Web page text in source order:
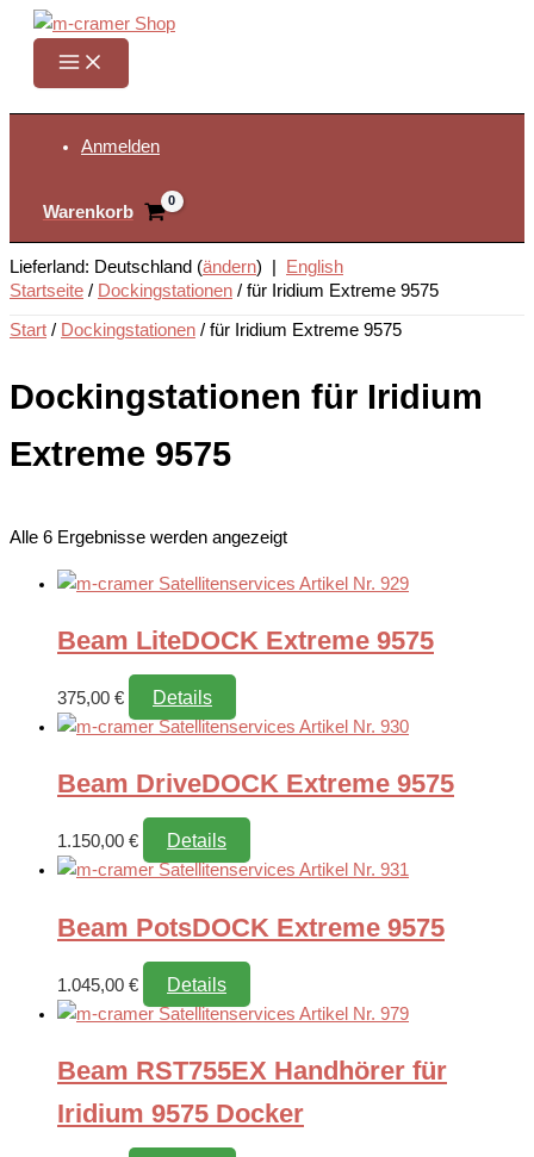
Zum
springen
Anmelden
Warenkorb
Lieferland: Deutschland (ändern) |
English
Startseite / Dockingstationen / für Iridium Extreme 9575
Start / Dockingstationen / für Iridium Extreme 9575
Dockingstationen für Iridium
Extreme 9575
Alle 6 Ergebnisse werden angezeigt
Beam LiteDOCK Extreme 9575
375,00 € Details
Beam DriveDOCK Extreme 9575
1.150,00 € Details
Beam PotsDOCK Extreme 9575
1.045,00 € Details
Beam RST755EX Handhörer für
Iridium 9575 Docker